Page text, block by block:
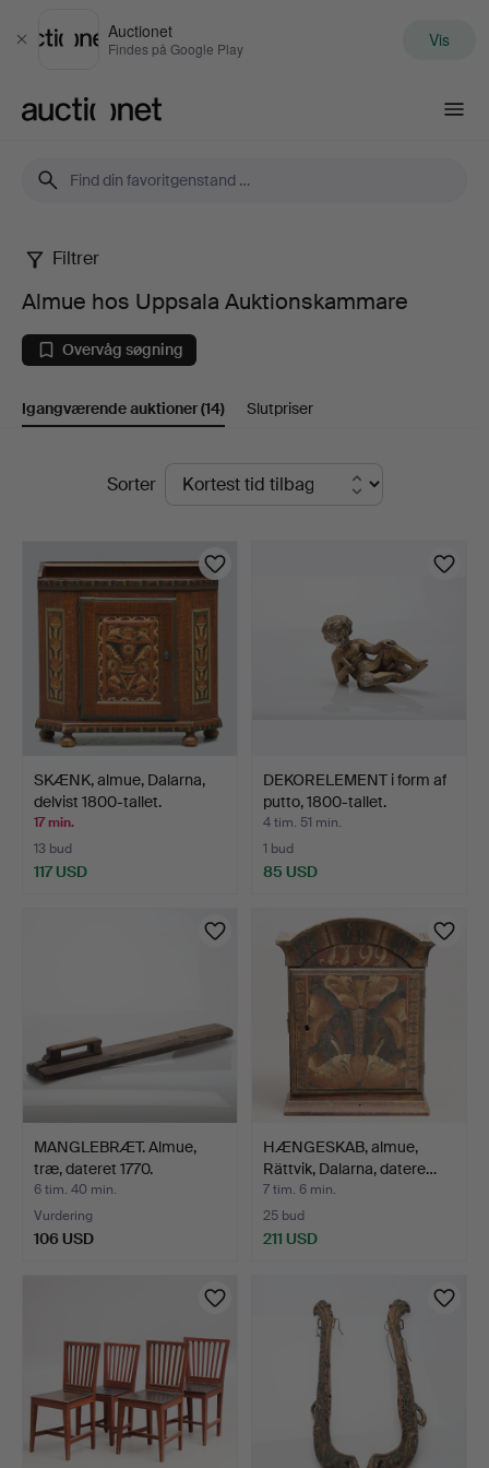
Luk
Auctionet
Findes på Google Play Vis
Almue
hos
Uppsala
Auktionskammare
Filtrer
Almue hos Uppsala Auktionskammare
Overvåg søgning
Igangværende auktioner(14) Slutpriser
Igangværende
Sorter
SKÆNK, almue, Dalarna,
delvist 1800-tallet.
17 min.
13 bud
117 USD
DEKORELEMENT i form af
putto, 1800-tallet.
4 tim. 51 min.
1 bud
85 USD
MANGLEBRÆT. Almue,
træ, dateret 1770.
6 tim. 40 min.
Vurdering
106 USD
HÆNGESKAB, almue,
Rättvik, Dalarna, datere…
7 tim. 6 min.
25 bud
211 USD